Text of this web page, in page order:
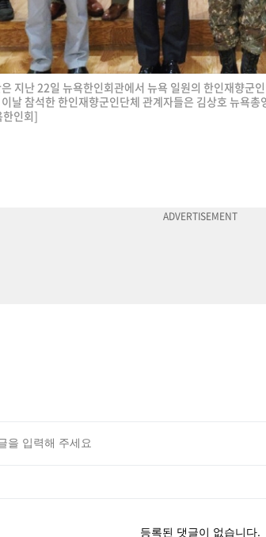
지난 22일 뉴욕한인회관에서 뉴욕 일원의 한인재향군
날 참석한 한인재향군인단체 관계자들은 김상호 뉴욕
한인회]